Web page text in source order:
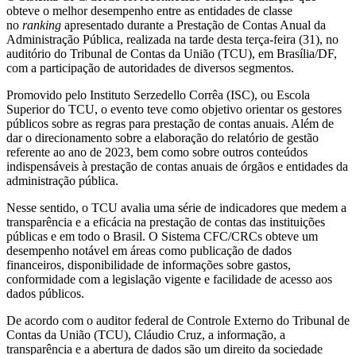
obteve o melhor desempenho entre as entidades de classe
no ranking apresentado durante a Prestação de Contas Anual da
Administração Pública, realizada na tarde desta terça-feira (31), no
auditório do Tribunal de Contas da União (TCU), em Brasília/DF,
com a participação de autoridades de diversos segmentos.
Promovido pelo Instituto Serzedello Corrêa (ISC), ou Escola
Superior do TCU, o evento teve como objetivo orientar os gestores
públicos sobre as regras para prestação de contas anuais. Além de
dar o direcionamento sobre a elaboração do relatório de gestão
referente ao ano de 2023, bem como sobre outros conteúdos
indispensáveis à prestação de contas anuais de órgãos e entidades da
administração pública.
Nesse sentido, o TCU avalia uma série de indicadores que medem a
transparência e a eficácia na prestação de contas das instituições
públicas e em todo o Brasil. O Sistema CFC/CRCs obteve um
desempenho notável em áreas como publicação de dados
financeiros, disponibilidade de informações sobre gastos,
conformidade com a legislação vigente e facilidade de acesso aos
dados públicos.
De acordo com o auditor federal de Controle Externo do Tribunal de
Contas da União (TCU), Cláudio Cruz, a informação, a
transparência e a abertura de dados são um direito da sociedade